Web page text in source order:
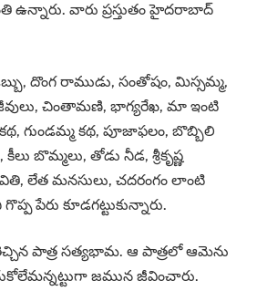
ఉన్నారు. వారు ప్రస్తుతం హైదరాబాద్
దొంగ రాముడు, సంతోషం, మిస్సమ్మ,
చింతామణి, భాగ్యరేఖ, మా ఇంటి
గుండమ్మ కథ, పూజాఫలం, బొబ్బిలి
బొమ్మలు, తోడు నీడ, శ్రీకృష్ణ
లేత మనసులు, చదరంగం లాంటి
పేరు కూడగట్టుకున్నారు.
పాత్ర సత్యభామ. ఆ పాత్రలో ఆమెను
జమున జీవించారు.